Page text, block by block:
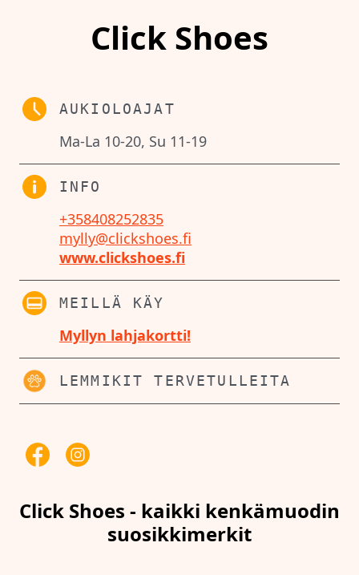
Click Shoes
AUKIOLOAJAT
Ma-La 10-20, Su 11-19
INFO
+358408252835
mylly@clickshoes.fi
www.clickshoes.fi
MEILLÄ KÄY
Myllyn lahjakortti!
LEMMIKIT TERVETULLEITA
Click Shoes - kaikki kenkämuodin
suosikkimerkit